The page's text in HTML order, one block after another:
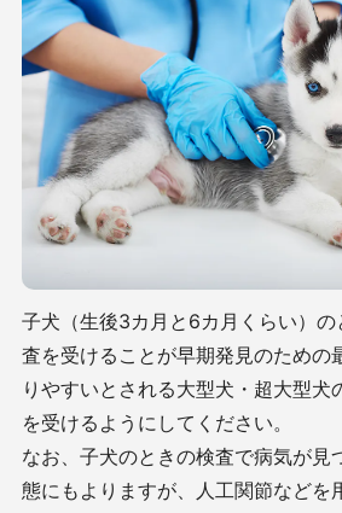
子犬（生後3カ月と6カ月くらい）
査を受けることが早期発見のための
りやすいとされる大型犬・超大型犬
を受けるようにしてください。
なお、子犬のときの検査で病気が見
態にもよりますが、人工関節などを